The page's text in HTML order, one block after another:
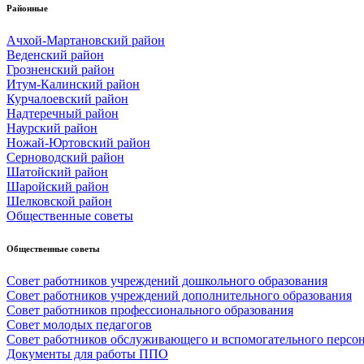
Районные
Ачхой-Мартановский район
Веденский район
Грозненский район
Итум-Калинский район
Курчалоевский район
Надтеречный район
Наурский район
Ножай-Юртовский район
Серноводский район
Шатойский район
Шаройский район
Шелковской район
Общественные советы
Общественные советы
Совет работников учреждений дошкольного образования
Совет работников учреждений дополнительного образования
Совет работников профессионального образования
Совет молодых педагогов
Совет работников обслуживающего и вспомогательного
Документы для работы ППО